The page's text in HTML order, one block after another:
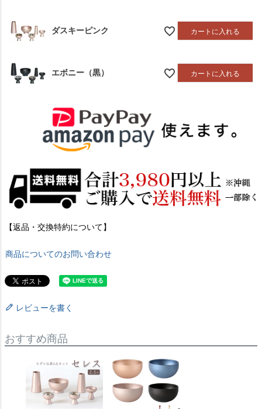
ダスキーピンク カートに入れる
エボニー（黒） カートに入れる
【返品・交換特約について】
商品についてのお問い合わせ
レビューを書く
おすすめ商品